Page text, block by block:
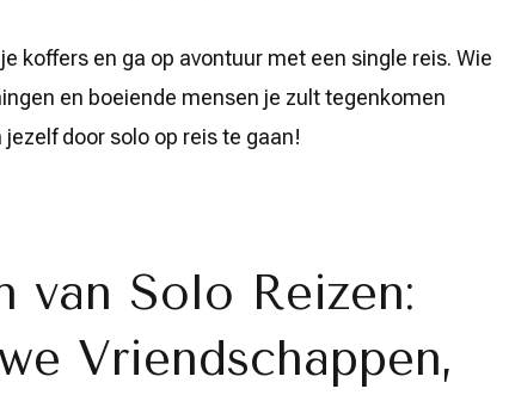
koffers en ga op avontuur met een single reis. Wie
en boeiende mensen je zult tegenkomen
door solo op reis te gaan!
van Solo Reizen:
Vriendschappen,